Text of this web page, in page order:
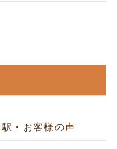
・お客様の声